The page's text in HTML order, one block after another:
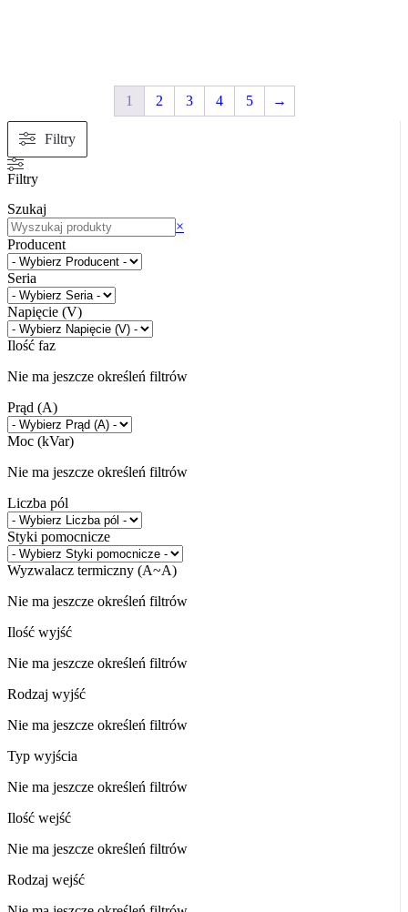
1 2 3 4 5 →
Filtry
Filtry
Szukaj
Szukaj
×
Producent
Seria
Napięcie (V)
Ilość faz
Nie ma jeszcze określeń filtrów
Prąd (A)
Moc (kVar)
Nie ma jeszcze określeń filtrów
Liczba pól
Styki pomocnicze
Wyzwalacz termiczny (A~A)
Nie ma jeszcze określeń filtrów
Ilość wyjść
Nie ma jeszcze określeń filtrów
Rodzaj wyjść
Nie ma jeszcze określeń filtrów
Typ wyjścia
Nie ma jeszcze określeń filtrów
Ilość wejść
Nie ma jeszcze określeń filtrów
Rodzaj wejść